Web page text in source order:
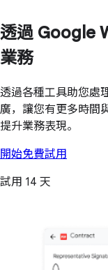
透過 Google
業務
透過各種工具助您處
廣，讓您有更多時間
提升業務表現。
開始免費試用
試用 14 天